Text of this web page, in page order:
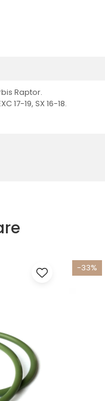
Raptor.
17-19, SX 16-18.
-33%